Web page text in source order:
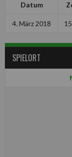
Datum
4. März 2018
SPIELORT